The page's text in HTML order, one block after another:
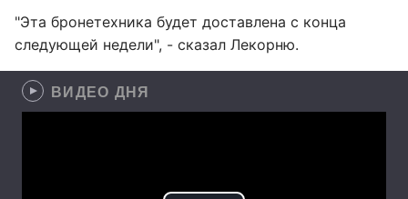
"Эта бронетехника будет доставлена с конца
следующей недели", - сказал Лекорню.
ВИДЕО ДНЯ